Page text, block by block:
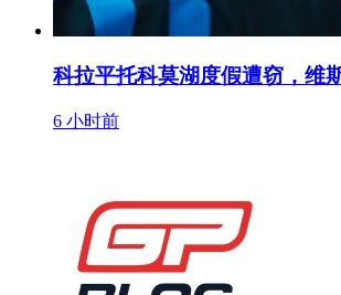
科拉平托科莫湖度假遭窃，维
6 小时前